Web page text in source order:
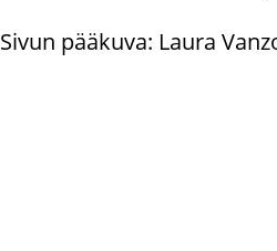
Sivun pää­ku­va: Laura